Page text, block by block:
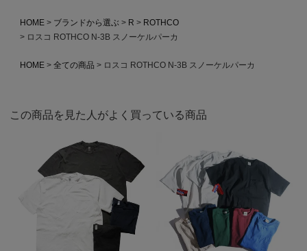
HOME ブランドから選ぶ R
ROTHCO
ロスコ ROTHCO N-3B スノーケルパーカ
HOME 全ての商品 ロスコ ROTHCO N-3B スノーケルパーカ
この商品を見た人がよく買っている商品